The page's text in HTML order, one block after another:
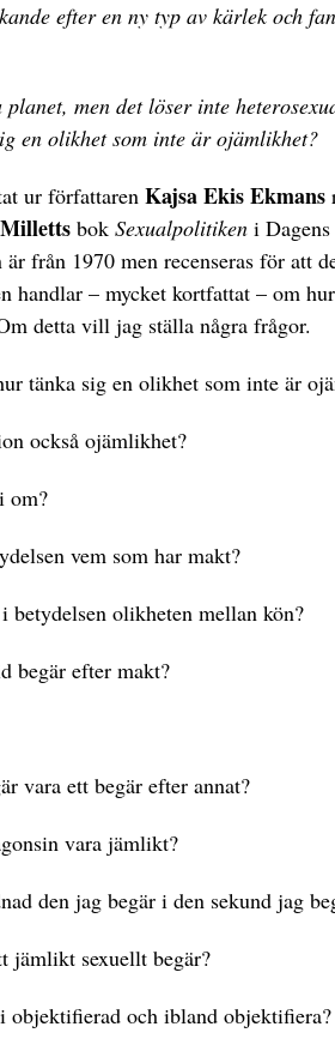
efter en ny typ av kärlek och
men det löser inte
en olikhet som inte är ojämlikhet?
ur författaren Kajsa Ekis Ekmans
bok Sexualpolitiken i
från 1970 men recenseras för att
handlar – mycket kortfattat – om
detta vill jag ställa några frågor.
tänka sig en olikhet som inte är
också ojämlikhet?
om?
vem som har makt?
betydelsen olikheten mellan kön?
begär efter makt?
vara ett begär efter annat?
vara jämlikt?
den jag begär i den sekund jag
jämlikt sexuellt begär?
objektifierad och ibland objektifiera?